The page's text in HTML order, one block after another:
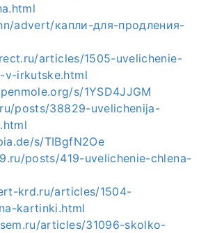
advert/капли-для-продления-
articles/1505-uvelichenie-
v-irkutske.html
s/1YSD4JJGM
posts/38829-uvelichenija-
s/TIBgfN2Oe
posts/419-uvelichenie-chlena-
krd.ru/articles/1504-
kartinki.html
articles/31096-skolko-